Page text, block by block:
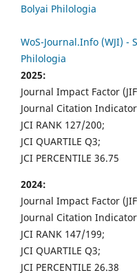
Bolyai Philologia
WoS-Journal.Info (WJI) -
Philologia
2025:
Journal Impact Factor
Journal Citation Indicator
JCI RANK 127/200;
JCI QUARTILE Q3;
JCI PERCENTILE 36.75
2024:
Journal Impact Factor
Journal Citation Indicator
JCI RANK 147/199;
JCI QUARTILE Q3;
JCI PERCENTILE 26.38